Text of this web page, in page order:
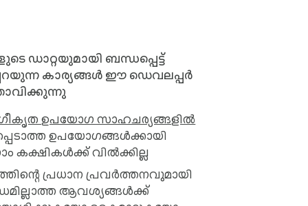
ഡാറ്റയുമായി ബന്ധപ്പെട്ട്
കാര്യങ്ങൾ ഈ ഡെവലപ്പർ
ഉപയോഗ സാഹചര്യങ്ങളിൽ
ഉപയോഗങ്ങൾക്കായി
കക്ഷികൾക്ക് വിൽക്കില്ല
പ്രധാന പ്രവർത്തനവുമായി
ആവശ്യങ്ങൾക്ക്